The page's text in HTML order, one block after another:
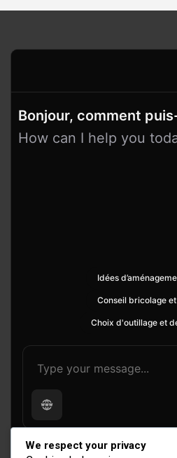
Bonjour, comment
How can I help you
Idées
Conseil bricolage
Choix d'outillage et
We respect your privacy